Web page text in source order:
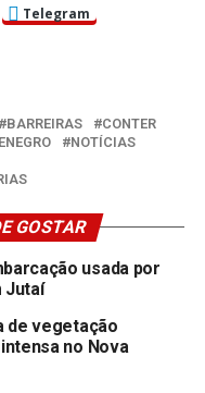
Telegram
BARREIRAS
CONTER
NOTÍCIAS
GOSTAR
usada por
Jutaí
de vegetação
no Nova